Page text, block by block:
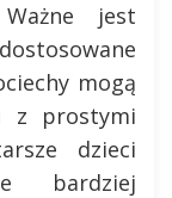
jest
mogą
z prostymi
dzieci
bardziej